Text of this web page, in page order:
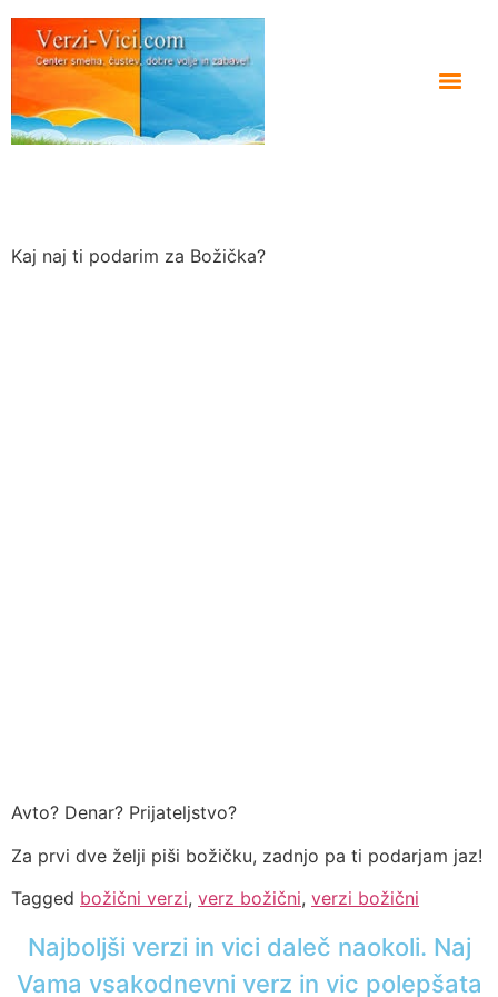
Kaj naj ti podarim za Božička?
Avto? Denar? Prijateljstvo?
Za prvi dve želji piši božičku, zadnjo pa ti podarjam jaz!
Tagged božični verzi, verz božični, verzi božični
Najboljši verzi in vici daleč naokoli. Naj
Vama vsakodnevni verz in vic polepšata